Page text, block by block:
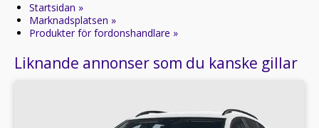
Startsidan »
Marknadsplatsen »
Produkter för fordonshandlare »
Liknande annonser som du kanske gillar